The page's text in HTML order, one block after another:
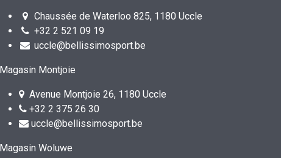
Chaussée de Waterloo 825, 1180 Uccle
+32 2 521 09 19
uccle@bellissimosport.be
Magasin Montjoie
Avenue Montjoie 26, 1180 Uccle
+32 2 375 26 30
uccle@bellissimosport.be
Magasin Woluwe